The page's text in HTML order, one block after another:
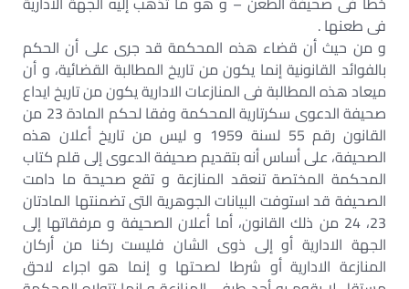
فى طعنها .
و من حيث أن قضاء هذه المحكمة قد جرى على أن الحكم
بالفوائد القانونية إنما يكون من تاريخ المطالبة القضائية، و أن
ميعاد هذه المطالبة فى المنازعات الادارية يكون من تاريخ ايداع
صحيفة الدعوى سكرتارية المحكمة وفقا لحكم المادة 23 من
القانون رقم 55 لسنة 1959 و ليس من تاريخ أعلان هذه
الصحيفة، على أساس أنه بتقديم صحيفة الدعوى إلى قلم كتاب
المحكمة المختصة تنعقد المنازعة و تقع صحيحة ما دامت
الصحيفة قد استوفت البيانات الجوهرية التى تضمنتها المادتان
23، 24 من ذلك القانون، أما أعلان الصحيفة و مرفقاتها إلى
الجهة الادارية أو إلى ذوى الشان فليست ركنا من أركان
المنازعة الادارية أو شرطا لصحتها و إنما هو اجراء لاحق